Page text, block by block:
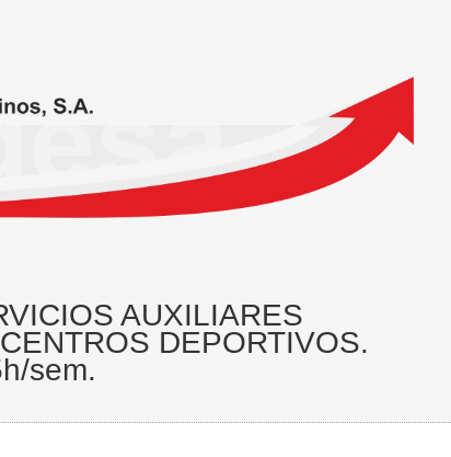
AUXILIARES
DEPORTIVOS.
sem.